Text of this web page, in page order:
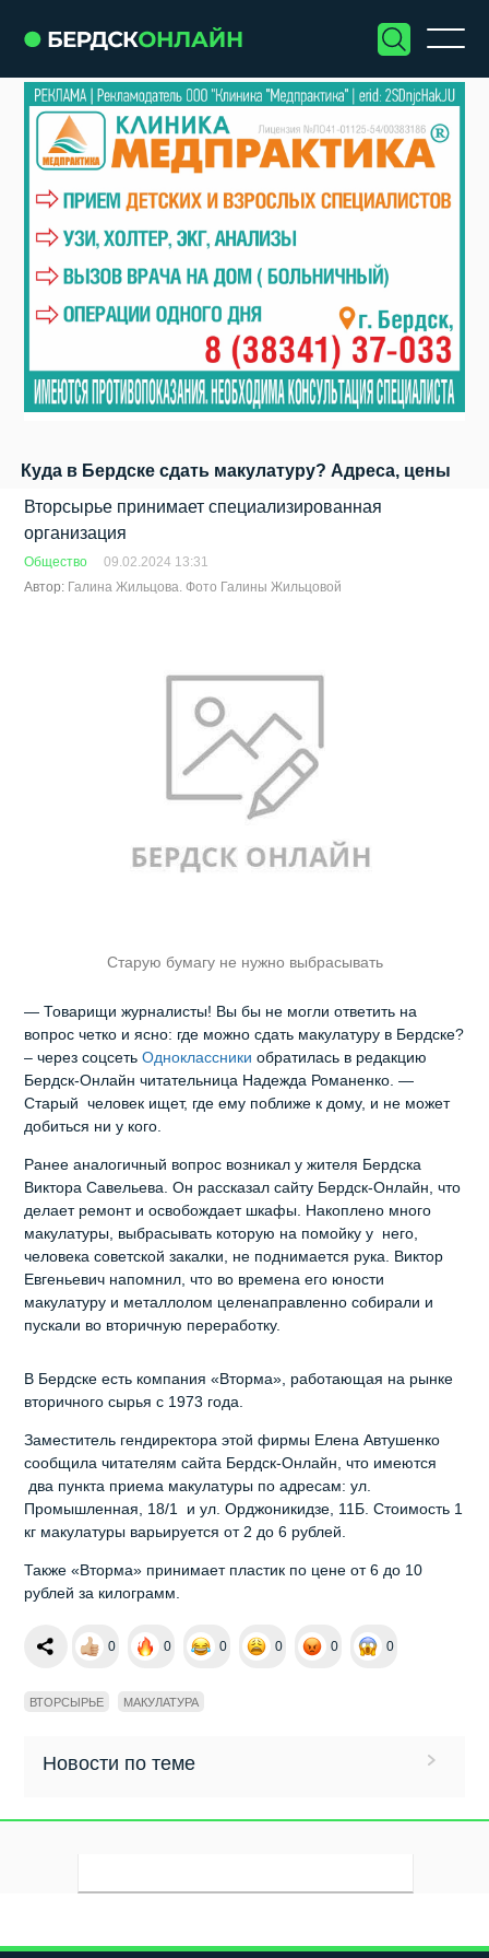
Куда в Бердске сдать макулатуру? Адреса, цены
Вторсырье принимает специализированная
организация
Общество
09.02.2024 13:31
Автор: Галина Жильцова. Фото Галины Жильцовой
Старую бумагу не нужно выбрасывать
— Товарищи журналисты! Вы бы не могли ответить на
вопрос четко и ясно: где можно сдать макулатуру в Бердске?
– через соцсетьОдноклассники обратилась в редакцию
Бердск-Онлайн читательница Надежда Романенко. —
Старый человек ищет, где ему поближе к дому, и не может
добиться ни у кого.
Ранее аналогичный вопрос возникал у жителя Бердска
Виктора Савельева. Он рассказал сайту Бердск-Онлайн, что
делает ремонт и освобождает шкафы. Накоплено много
макулатуры, выбрасывать которую на помойку у него,
человека советской закалки, не поднимается рука. Виктор
Евгеньевич напомнил, что во времена его юности
макулатуру и металлолом целенаправленно собирали и
пускали во вторичную переработку.
В Бердске есть компания «Вторма», работающая на рынке
вторичного сырья с 1973 года.
Заместитель гендиректора этой фирмы Елена Автушенко
сообщила читателям сайта Бердск-Онлайн, что имеются
два пункта приема макулатуры по адресам: ул.
Промышленная, 18/1 и ул. Орджоникидзе, 11Б. Стоимость 1
кг макулатуры варьируется от 2 до 6 рублей.
Также «Вторма» принимает пластик по цене от 6 до 10
рублей за килограмм.
0 0 0 0 0 0
ВТОРСЫРЬЕ МАКУЛАТУРА
Новости по теме